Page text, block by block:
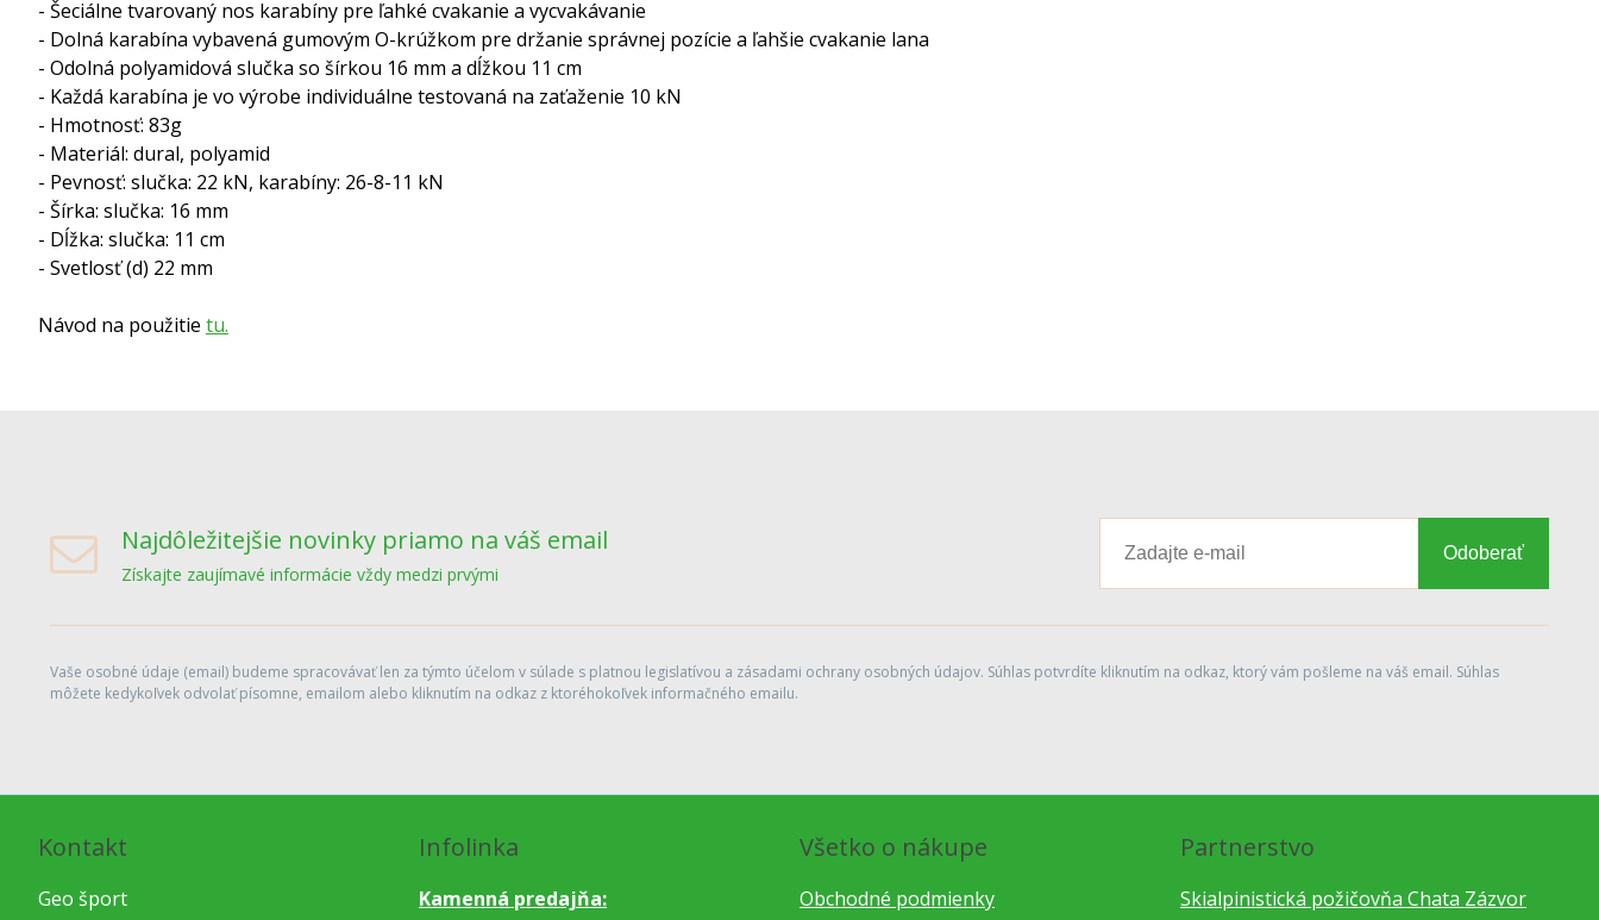
- Šeciálne tvarovaný nos karabíny pre ľahké cvakanie a vycvakávanie
- Dolná karabína vybavená gumovým O-krúžkom pre držanie správnej pozície a ľahšie cvakanie lana
- Odolná polyamidová slučka so šírkou 16 mm a dĺžkou 11 cm
- Každá karabína je vo výrobe individuálne testovaná na zaťaženie 10 kN
- Hmotnosť: 83g
- Materiál: dural, polyamid
- Pevnosť: slučka: 22 kN, karabíny: 26-8-11 kN
- Šírka: slučka: 16 mm
- Dĺžka: slučka: 11 cm
- Svetlosť (d) 22 mm
Návod na použitie tu.
Najdôležitejšie novinky priamo na váš email
Získajte zaujímavé informácie vždy medzi prvými
Odoberať
Vaše osobné údaje (email) budeme spracovávať len za týmto účelom v súlade s platnou legislatívou a zásadami ochrany osobných údajov. Súhlas potvrdíte kliknutím na odkaz, ktorý vám pošleme na váš email. Súhlas
môžete kedykoľvek odvolať písomne, emailom alebo kliknutím na odkaz z ktoréhokoľvek informačného emailu.
Kontakt
Geo šport
Infolinka
Kamenná predajňa:
Všetko o nákupe
Obchodné podmienky
Partnerstvo
Skialpinistická požičovňa Chata Zázvor